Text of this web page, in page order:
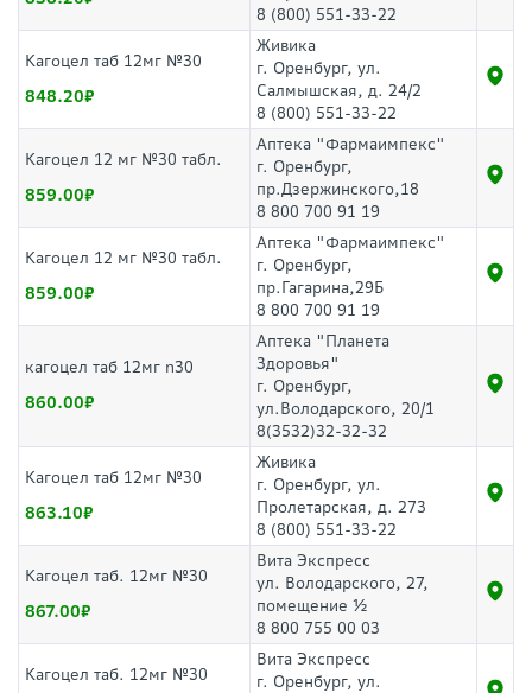
8 (800) 551-33-22
Кагоцел таб 12мг №30
848.20
Живика
г. Оренбург, ул.
Салмышская, д. 24/2
8 (800) 551-33-22
Кагоцел 12 мг №30 табл.
859.00
Аптека "Фармаимпекс"
г. Оренбург,
пр.Дзержинского,18
8 800 700 91 19
Кагоцел 12 мг №30 табл.
859.00
Аптека "Фармаимпекс"
г. Оренбург,
пр.Гагарина,29Б
8 800 700 91 19
кагоцел таб 12мг n30
860.00
Аптека "Планета
Здоровья"
г. Оренбург,
ул.Володарского, 20/1
8(3532)32-32-32
Кагоцел таб 12мг №30
863.10
Живика
г. Оренбург, ул.
Пролетарская, д. 273
8 (800) 551-33-22
Кагоцел таб. 12мг №30
867.00
Вита Экспресс
ул. Володарского, 27,
помещение ½
8 800 755 00 03
Кагоцел таб. 12мг №30
Вита Экспресс
г. Оренбург, ул.